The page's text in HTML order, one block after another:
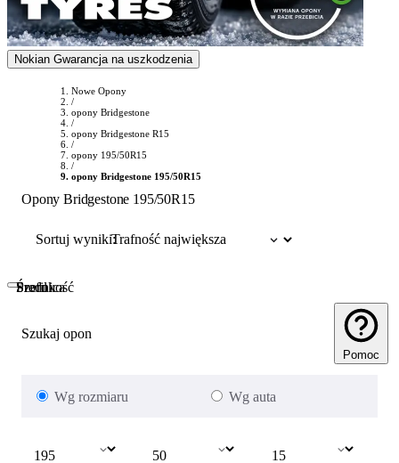
Nokian Gwarancja na uszkodzenia
Nowe Opony
/
opony Bridgestone
/
opony Bridgestone R15
/
opony 195/50R15
/
opony Bridgestone 195/50R15
Opony Bridgestone 195/50R15
Sortuj wyniki:
Szukaj opon
Pomoc
Wg rozmiaru Wg auta
Szerokość
Profil
Średnica